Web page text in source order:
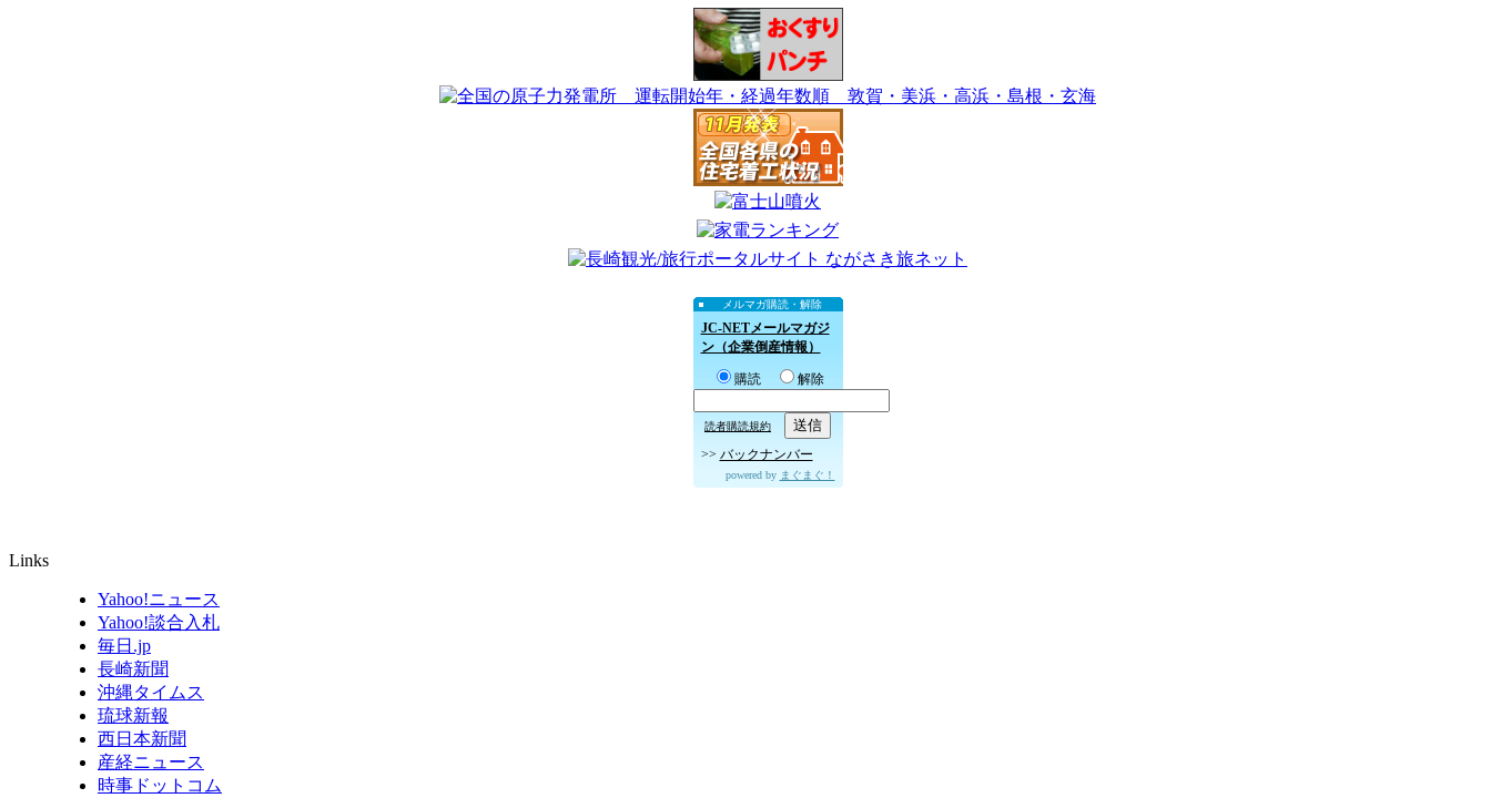
メルマガ購読・解除
JC-NETメールマガジ
ン（企業倒産情報）
購読 解除
読者購読規約
>> バックナンバー
powered by まぐまぐ！
Links
Yahoo!ニュース
Yahoo!談合入札
毎日.jp
長崎新聞
沖縄タイムス
琉球新報
西日本新聞
産経ニュース
時事ドットコム